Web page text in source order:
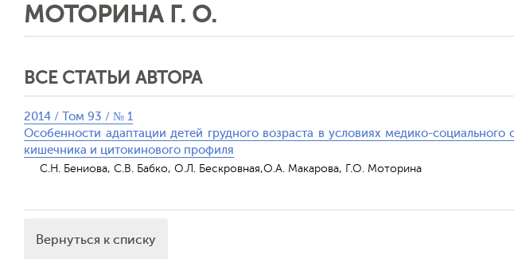
МОТОРИНА Г. О.
ВСЕ СТАТЬИ АВТОРА
2014 / Том 93 / № 1
Особенности адаптации детей грудного возраста в условиях медико-социального
кишечника и цитокинового профиля
С.Н. Бениова, С.В. Бабко, О.Л. Бескровная,О.А. Макарова, Г.О. Моторина
Вернуться к списку